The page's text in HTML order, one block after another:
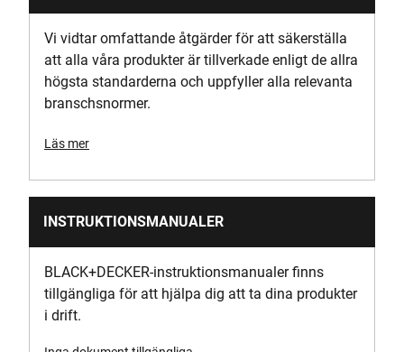
Vi vidtar omfattande åtgärder för att säkerställa
att alla våra produkter är tillverkade enligt de allra
högsta standarderna och uppfyller alla relevanta
branschsnormer.
Läs mer
INSTRUKTIONSMANUALER
BLACK+DECKER-instruktionsmanualer finns
tillgängliga för att hjälpa dig att ta dina produkter
i drift.